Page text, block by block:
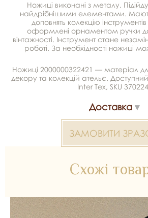
Ножиці виконані з металу.
найдрібнішими елементами.
доповнять колекцію
оформлені орнаментом ручки
вінтажності. Інструмент стане
роботі. За необхідності ножиці
Ножиці 2000000322421 — матеріал
декору та колекцій ательє.
Inter Tex, SKU
Доставка
ЗАМОВИТИ
Схожі